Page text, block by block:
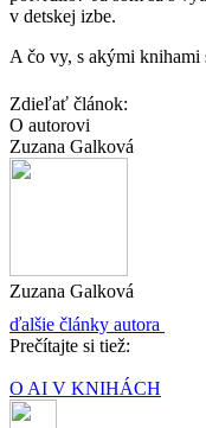
v detskej izbe.
A čo vy, s akými knihami
Zdieľať článok:
O autorovi
Zuzana Galková
Zuzana Galková
ďalšie články autora
Prečítajte si tiež:
O AI V KNIHÁCH